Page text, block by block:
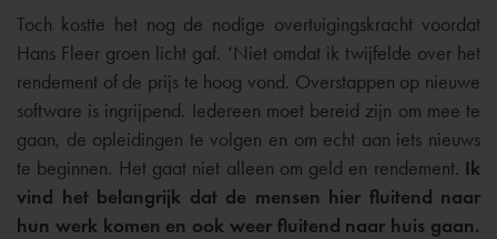
Toch kostte het nog de nodige overtuigingskracht voordat
Hans Fleer groen licht gaf. ‘Niet omdat ik twijfelde over het
rendement of de prijs te hoog vond. Overstappen op nieuwe
software is ingrijpend. Iedereen moet bereid zijn om mee te
gaan, de opleidingen te volgen en om echt aan iets nieuws
te beginnen. Het gaat niet alleen om geld en rendement. Ik
vind het belangrijk dat de mensen hier fluitend naar
hun werk komen en ook weer fluitend naar huis gaan.